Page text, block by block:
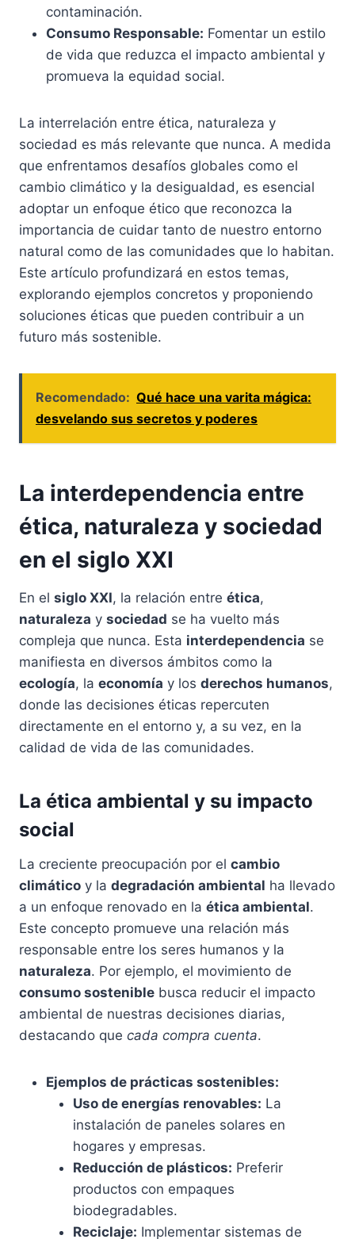
contaminación.
Consumo Responsable: Fomentar un estilo
de vida que reduzca el impacto ambiental y
promueva la equidad social.
La interrelación entre ética, naturaleza y
sociedad es más relevante que nunca. A medida
que enfrentamos desafíos globales como el
cambio climático y la desigualdad, es esencial
adoptar un enfoque ético que reconozca la
importancia de cuidar tanto de nuestro entorno
natural como de las comunidades que lo habitan.
Este artículo profundizará en estos temas,
explorando ejemplos concretos y proponiendo
soluciones éticas que pueden contribuir a un
futuro más sostenible.
Recomendado: Qué hace una varita mágica:
desvelando sus secretos y poderes
La interdependencia entre
ética, naturaleza y sociedad
en el siglo XXI
En el siglo XXI, la relación entre ética,
naturaleza y sociedad se ha vuelto más
compleja que nunca. Esta interdependencia se
manifiesta en diversos ámbitos como la
ecología, la economía y los derechos humanos,
donde las decisiones éticas repercuten
directamente en el entorno y, a su vez, en la
calidad de vida de las comunidades.
La ética ambiental y su impacto
social
La creciente preocupación por el cambio
climático y la degradación ambiental ha llevado
a un enfoque renovado en la ética ambiental.
Este concepto promueve una relación más
responsable entre los seres humanos y la
naturaleza. Por ejemplo, el movimiento de
consumo sostenible busca reducir el impacto
ambiental de nuestras decisiones diarias,
destacando que cada compra cuenta.
Ejemplos de prácticas sostenibles:
Uso de energías renovables: La
instalación de paneles solares en
hogares y empresas.
Reducción de plásticos: Preferir
productos con empaques
biodegradables.
Reciclaje: Implementar sistemas de